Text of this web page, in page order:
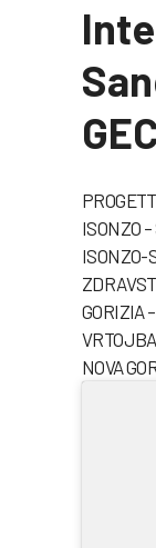
ISONZO
ISONZO-
GORIZIA
NOVA